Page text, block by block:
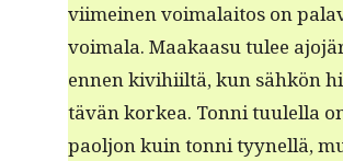
viimeinen voimalaitos on
voimala. Maakaa­su tulee
ennen kivi­hi­iltä, kun sähkön
tävän korkea. Ton­ni tuulel­la
paoljon kuin ton­ni tyynel­lä,